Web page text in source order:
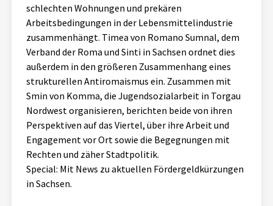
Veranstaltungen
Pressemitteilungen
Podcasts
Projektbeschreibung
Kontakt
Unterstützer_innen
Spenden
chronik.LE in der Presse
schlechten Wohnungen und prekären
Arbeitsbedingungen in der Lebensmittelindustrie
zusammenhängt. Timea von Romano Sumnal, dem
Verband der Roma und Sinti in Sachsen ordnet dies
außerdem in den größeren Zusammenhang eines
strukturellen Antiromaismus ein. Zusammen mit
Smin von Komma, die Jugendsozialarbeit in Torgau
Nordwest organisieren, berichten beide von ihren
Perspektiven auf das Viertel, über ihre Arbeit und
Engagement vor Ort sowie die Begegnungen mit
Rechten und zäher Stadtpolitik.
Special: Mit News zu aktuellen Fördergeldkürzungen
in Sachsen.